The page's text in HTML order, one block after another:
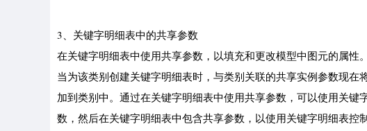
3、关键字明细表中的共享参数
在关键字明细表中使用共享参数，以填充和更改模型中图元的属性。
当为该类别创建关键字明细表时，与类别关联的共享实例参数现
加到类别中。通过在关键字明细表中使用共享参数，可以使用关
数，然后在关键字明细表中包含共享参数，以使用关键字明细表控